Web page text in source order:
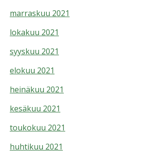
marraskuu 2021
lokakuu 2021
syyskuu 2021
elokuu 2021
heinäkuu 2021
kesäkuu 2021
toukokuu 2021
huhtikuu 2021